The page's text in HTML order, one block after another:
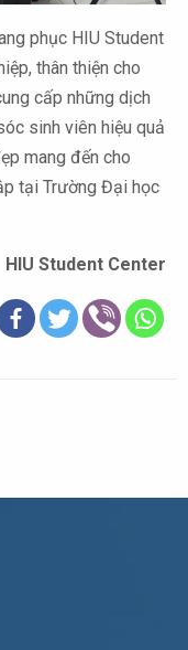
phục HIU Student
thân thiện cho
cấp những dịch
sinh viên hiệu quả
mang đến cho
tại Trường Đại học
HIU Student Center